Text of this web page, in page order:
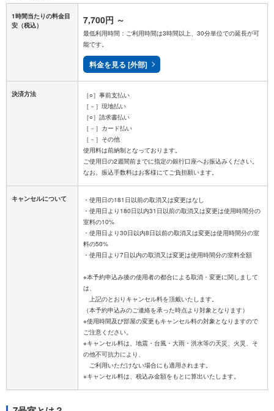
1時間当たりの料金目
安 （税込） 7,700円 ～
最低利用時間：ご利用時間は3時間以上、30分単位での延長が可
能です。
料金を見る [外部]
決済方法
［○］事前支払い
［－］現地払い
［○］請求書払い
［－］カード払い
［－］その他
使用料は前納制となっております。
ご使用日の2週間前までに指定の銀行口座へお振込みください。
キャンセルについて
・使用日の181日以前の取消又は変更はなし
・使用日より180日以内31日以前の取消又は変更は使用時間分の
室料の10%
・使用日より30日以内8日以前の取消又は変更は使用時間分の室
料の50%
・使用日より7日以内の取消又は変更は使用時間分の室料全額
※本予約申込み後の使用者の都合による取消・変更に関しまして
は、
上記のとおりキャンセル料を頂戴いたします。
（本予約申込みのご連絡を承った時点より対象となります）
※使用時間及び部屋の変更もキャンセル料の対象となりますので
ご注意ください。
※キャンセル料は、地震・台風・大雨・洪水等の天災、火災、そ
の他不可抗力により、
ご利用いただけない場合にも適用されます。